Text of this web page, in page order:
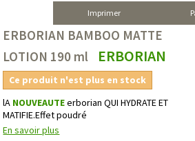
Imprimer
ERBORIAN BAMBOO MATTE
LOTION 190 ml
ERBORIAN
Ce produit n'est plus en stock
lA NOUVEAUTEerborian QUI HYDRATE ET
MATIFIE.Effet poudré
En savoir plus